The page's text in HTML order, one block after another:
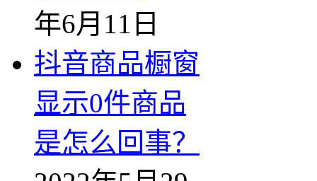
年6月11日
抖音商品橱窗
显示0件商品
是怎么回事？